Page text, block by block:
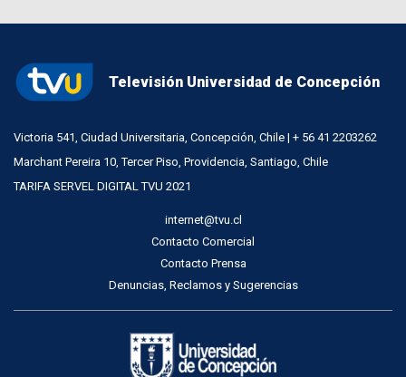
Televisión Universidad de Concepción
Victoria 541, Ciudad Universitaria, Concepción, Chile | + 56 41 2203262
Marchant Pereira 10, Tercer Piso, Providencia, Santiago, Chile
TARIFA SERVEL DIGITAL TVU 2021
internet@tvu.cl
Contacto Comercial
Contacto Prensa
Denuncias, Reclamos y Sugerencias